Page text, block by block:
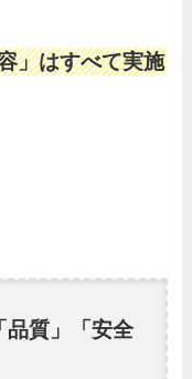
」はすべて実施
品質」「安全